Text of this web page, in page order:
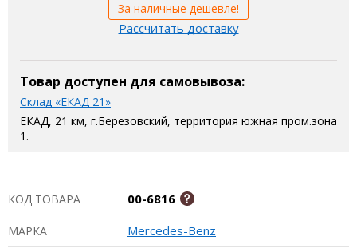
За наличные дешевле!
Рассчитать доставку
Товар доступен для самовывоза:
Склад «ЕКАД 21»
ЕКАД, 21 км, г.Березовский, территория южная пром.зона
1.
КОД ТОВАРА 00-6816
МАРКА Mercedes-Benz